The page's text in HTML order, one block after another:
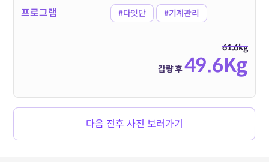
프로그램
#다잇단 #기계관리
61.6kg
감량 후49.6Kg
다음 전후 사진 보러가기